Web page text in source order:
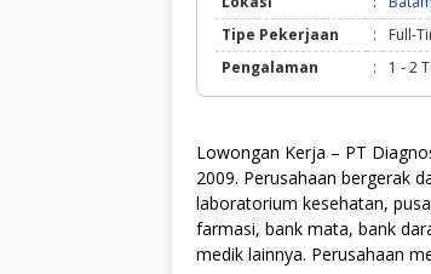
Tipe Pekerjaan
:
Full-
Pengalaman
: 1 - 2
Lowongan Kerja – PT
2009. Perusahaan bergerak
laboratorium kesehatan,
farmasi, bank mata, bank
medik lainnya. Perusahaan